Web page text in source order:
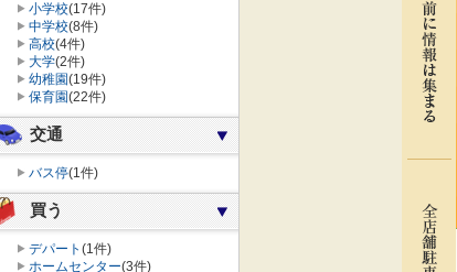
小学校(17件)
中学校(8件)
高校(4件)
大学(2件)
幼稚園(19件)
保育園(22件)
交通
バス停(1件)
買う
デパート (1件)
ホームセンター(3件)